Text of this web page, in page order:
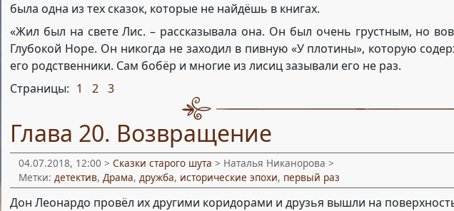
была одна из тех сказок, которые не найдёшь в книгах.
«Жил был на свете Лис. – рассказывала она. Он был очень грустным, но
Глубокой Норе. Он никогда не заходил в пивную «У плотины», которую
его родственники. Сам бобёр и многие из лисиц зазывали его не раз.
Страницы: 1 2 3
Глава 20. Возвращение
04.07.2018, 12:00 > Сказки старого шута > Наталья Никанорова >
Метки: детектив, Драма, дружба, исторические эпохи, первый раз
Дон Леонардо провёл их другими коридорами и друзья вышли на